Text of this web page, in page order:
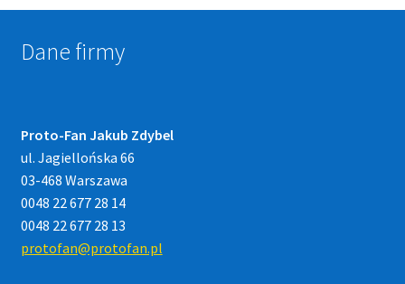
Dane firmy
Proto-Fan Jakub Zdybel
ul. Jagiellońska 66
03-468 Warszawa
0048 22 677 28 14
0048 22 677 28 13
protofan@protofan.pl